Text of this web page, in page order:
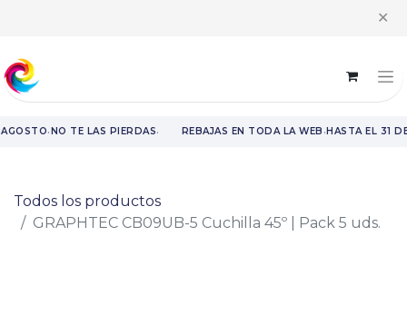
✕
·NO TE LAS PIERDAS· REBAJAS EN TODA LA WEB· HASTA EL 31
Todos los productos
GRAPHTEC CB09UB-5 Cuchilla 45º | Pack 5 uds.